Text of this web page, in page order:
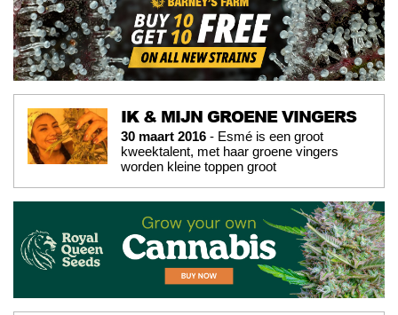
IK & MIJN GROENE VINGERS
30 maart 2016 - Esmé is een groot
kweektalent, met haar groene vingers
worden kleine toppen groot